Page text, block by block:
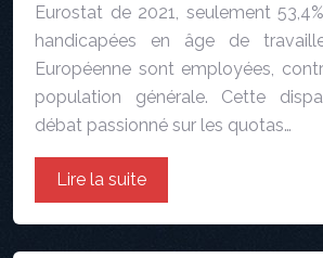
Eurostat de 2021, seulement
handicapées en âge de
Européenne sont employées,
population générale. Cette
débat passionné sur les quotas…
Lire la suite